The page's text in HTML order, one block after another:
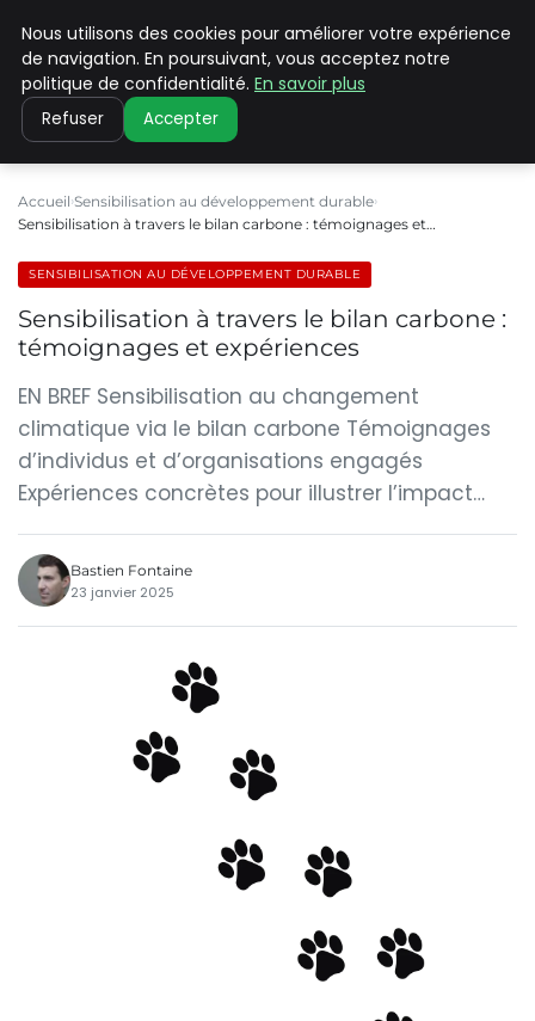
CLIMATE C ADVANCED
Accueil Sensibilisation au développement durable
Sensibilisation à travers le bilan carbone : témoignages et…
SENSIBILISATION AU DÉVELOPPEMENT DURABLE
Sensibilisation à travers le bilan carbone :
témoignages et expériences
EN BREF Sensibilisation au changement
climatique via le bilan carbone Témoignages
d’individus et d’organisations engagés
Expériences concrètes pour illustrer l’impact…
Bastien Fontaine
23 janvier 2025
Nous utilisons des cookies pour améliorer votre expérience
de navigation. En poursuivant, vous acceptez notre
politique de confidentialité. En savoir plus
Refuser Accepter